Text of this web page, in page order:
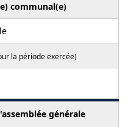
communal(e)
la période exercée)
générale